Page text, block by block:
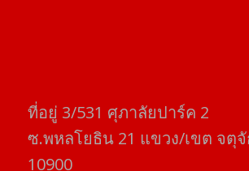
ที่อยู่​ 3/531​ ศุภาลัยปาร์ค​ 2
ซ.พหลโยธิน​ 21​ แขวง/เขต​ จตุจั
10900